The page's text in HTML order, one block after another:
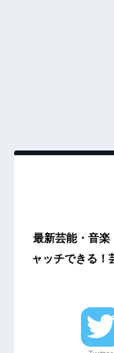
最新芸能・音楽
ャッチできる！